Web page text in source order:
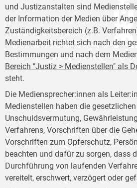
und Justizanstalten sind
der Information der Medien über
Zuständigkeitsbereich (z.B.
Medienarbeit richtet sich nach den
Bestimmungen und nach dem
Bereich "Justiz > Medienstellen" als
steht.
Die Mediensprecher:innen als
Medienstellen haben die
Unschuldsvermutung,
Verfahrens, Vorschriften über die
Vorschriften zum Opferschutz,
beachten und dafür zu sorgen, dass
Durchführung von laufenden
vereitelt, erschwert, verzögert oder